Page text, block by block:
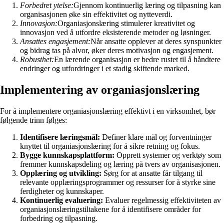
Forbedret ytelse:Gjennom kontinuerlig læring og tilpasning kan
organisasjonen øke sin effektivitet og nytteverdi.
Innovasjon:Organiasjonslæring stimulerer kreativitet og
innovasjon ved å utfordre eksisterende metoder og løsninger.
Ansattes engasjement:Når ansatte opplever at deres synspunkter
og bidrag tas på alvor, øker deres motivasjon og engasjement.
Robusthet:En lærende organisasjon er bedre rustet til å håndtere
endringer og utfordringer i et stadig skiftende marked.
Implementering av organiasjonslæring
For å implementere organiasjonslæring effektivt i en virksomhet, bør
følgende trinn følges:
Identifisere læringsmål: Definer klare mål og forventninger
knyttet til organiasjonslæring for å sikre retning og fokus.
Bygge kunnskapsplattform: Opprett systemer og verktøy som
fremmer kunnskapsdeling og læring på tvers av organisasjonen.
Opplæring og utvikling: Sørg for at ansatte får tilgang til
relevante opplæringsprogrammer og ressurser for å styrke sine
ferdigheter og kunnskaper.
Kontinuerlig evaluering: Evaluer regelmessig effektiviteten av
organiasjonslæringstiltakene for å identifisere områder for
forbedring og tilpasning.